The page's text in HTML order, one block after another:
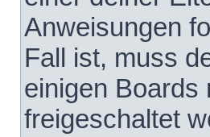
Anweisungen
Fall ist, muss
einigen Boards
freigeschaltet